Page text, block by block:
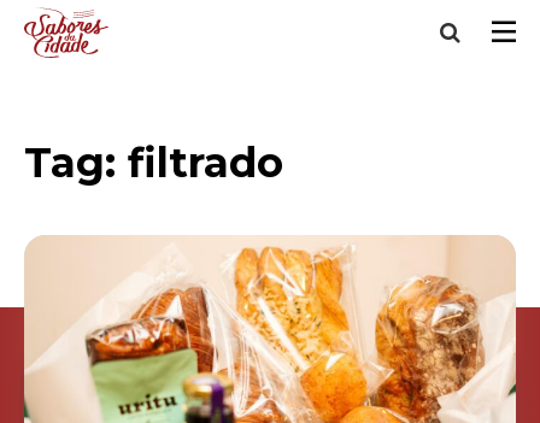
Tag: filtrado